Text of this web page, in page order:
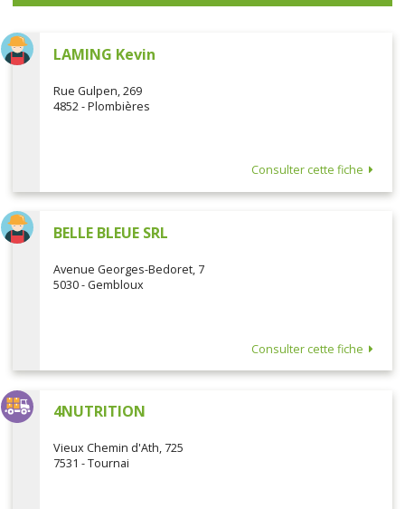
LAMING Kevin
Rue Gulpen, 269
4852 - Plombières
Consulter cette fiche
BELLE BLEUE SRL
Avenue Georges-Bedoret, 7
5030 - Gembloux
Consulter cette fiche
4NUTRITION
Vieux Chemin d'Ath, 725
7531 - Tournai